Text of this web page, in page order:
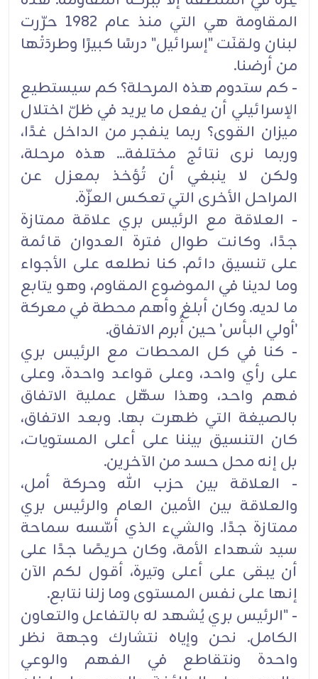
المقاومة هي التي منذ عام 1982 حرّرت
لبنان ولقنَت "إسرائيل" درسًا كبيرًا وطردَتْها
من أرضنا.
- كم ستدوم هذه المرحلة؟ كم سيستطيع
الإسرائيلي أن يفعل ما يريد في ظلّ اختلال
ميزان القوى؟ ربما ينفجر من الداخل غدًا،
وربما نرى نتائج مختلفة... هذه مرحلة،
ولكن لا ينبغي أن تُؤخذ بمعزل عن
المراحل الأخرى التي تعكس العزّة.
- العلاقة مع الرئيس بري علاقة ممتازة
جدًا، وكانت طوال فترة العدوان قائمة
على تنسيق دائم. كنا نطلعه على الأجواء
وما لدينا في الموضوع المقاوم، وهو يتابع
ما لديه. وكان أبلغ وأهم محطة في معركة
'أولي البأس' حين أُبرم الاتفاق.
- كنا في كل المحطات مع الرئيس بري
على رأي واحد، وعلى قواعد واحدة، وعلى
فهم واحد، وهذا سهّل عملية الاتفاق
بالصيغة التي ظهرت بها. وبعد الاتفاق،
كان التنسيق بيننا على أعلى المستويات،
بل إنه محل حسد من الآخرين.
- العلاقة بين حزب الله وحركة أمل،
والعلاقة بين الأمين العام والرئيس بري
ممتازة جدًا. والشيء الذي أسّسه سماحة
سيد شهداء الأمة، وكان حريصًا جدًا على
أن يبقى على أعلى وتيرة، أقول لكم الآن
إنها على نفس المستوى وما زلنا نتابع.
- "الرئيس بري يُشهد له بالتفاعل والتعاون
الكامل. نحن وإياه نتشارك وجهة نظر
واحدة ونتقاطع في الفهم والوعي